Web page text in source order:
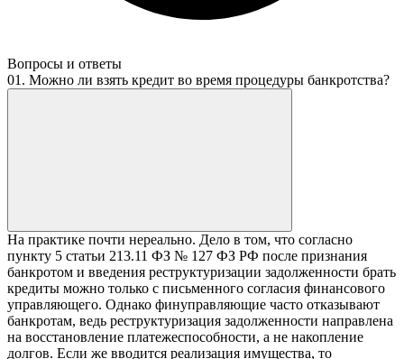
Вопросы и ответы
01. Можно ли взять кредит во время процедуры банкротства?
На практике почти нереально. Дело в том, что согласно
пункту 5 статьи 213.11 ФЗ № 127 ФЗ РФ после признания
банкротом и введения реструктуризации задолженности брать
кредиты можно только с письменного согласия финансового
управляющего. Однако финуправляющие часто отказывают
банкротам, ведь реструктуризация задолженности направлена
на восстановление платежеспособности, а не накопление
долгов. Если же вводится реализация имущества, то